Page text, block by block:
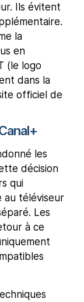
Ils évitent
la
en
(le logo
dans la
officiel de
les
décision
qui
téléviseur
Les
à ce